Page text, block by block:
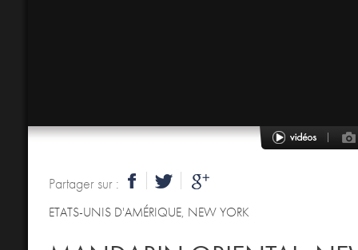
Partager sur :
ETATS-UNIS D'AMÉRIQUE, NEW YORK